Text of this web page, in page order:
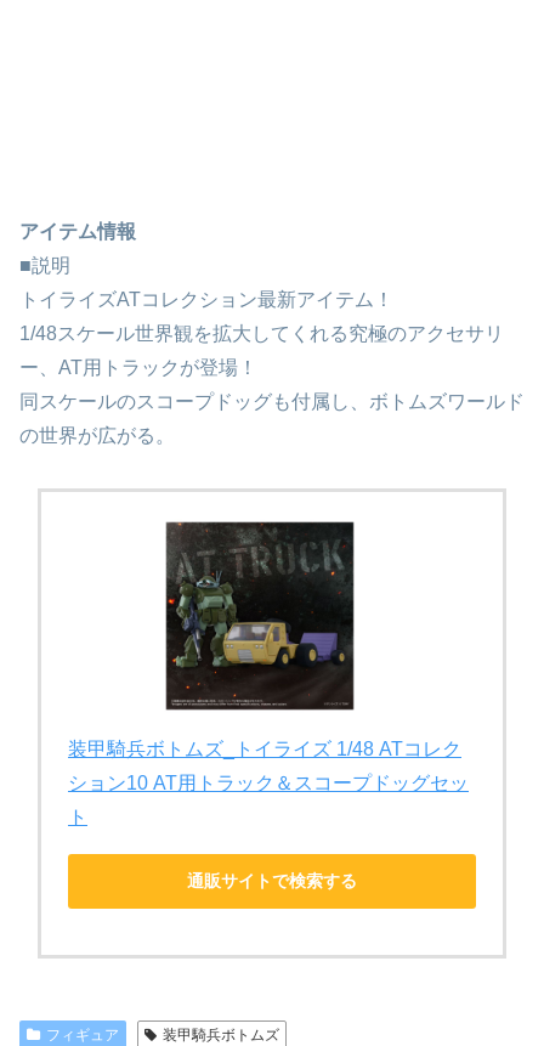
アイテム情報
■説明
トイライズATコレクション最新アイテム！
1/48スケール世界観を拡大してくれる究極のアクセサリ
ー、AT用トラックが登場！
同スケールのスコープドッグも付属し、ボトムズワールド
の世界が広がる。
装甲騎兵ボトムズ_トイライズ 1/48 ATコレク
ション10 AT用トラック＆スコープドッグセッ
ト
通販サイトで検索する
フィギュア 装甲騎兵ボトムズ